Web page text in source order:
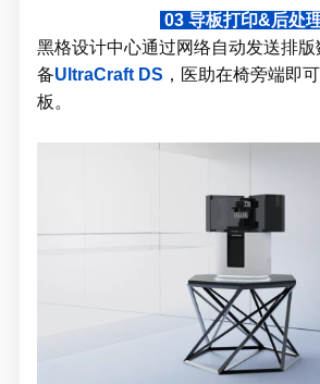
03 导板打印&后处
黑格设计中心通过网络自动发送排
备UltraCraft DS ，医助在椅旁端即可
板。